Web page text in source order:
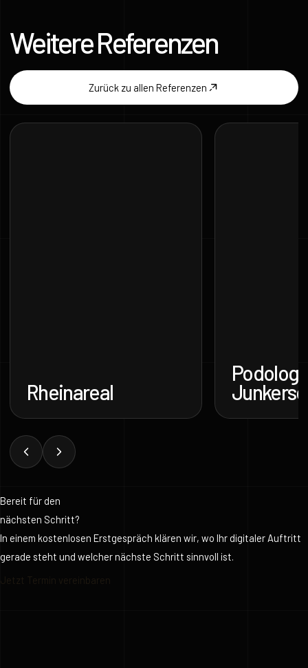
Weitere Referenzen
Zurück zu allen Referenzen
Rheinareal
Bereit für den
nächsten Schritt?
In einem kostenlosen Erstgespräch klären wir, wo Ihr digitaler Auftritt
gerade steht und welcher nächste Schritt sinnvoll ist.
Jetzt Termin vereinbaren